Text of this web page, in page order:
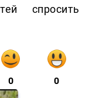
спросить
0 0